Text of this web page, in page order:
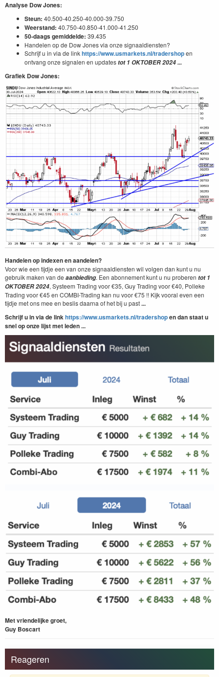
Analyse Dow Jones:
Steun: 40.500-40.250-40.000-39.750
Weerstand: 40.750-40.850-41.000-41.250
50-daags gemiddelde: 39.435
Handelen op de Dow Jones via onze signaaldiensten?
Schrijf u in via de linkhttps://www.usmarkets.nl/tradershopen
ontvang onze signalen en updatestot1 OKTOBER2024...
Grafiek Dow Jones:
Handelen op indexen en aandelen?
Voor wie een tijdje een van onze signaaldiensten wil volgen dan kunt u nu
gebruik maken van de aanbieding. Een abonnement kunt u nu proberen tot 1
OKTOBER2024, Systeem Trading voor €35, Guy Trading voor €40, Polleke
Trading voor €45 en COMBI-Trading kan nu voor €75 !! Kijk vooral even een
tijdje met ons mee en beslis daarna of het bij u past...
Schrijf u in via de linkhttps://www.usmarkets.nl/tradershopen dan staat u
snel op onze lijst met leden ...
Met vriendelijke groet,
Guy Boscart
Reageren